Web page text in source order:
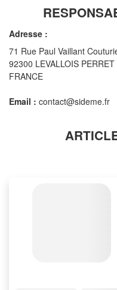
Adresse :
71 Rue Paul Vaillant
92300 LEVALLOIS PERRET
FRANCE
Email : contact@sideme.fr